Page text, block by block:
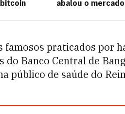
abalou o
famosos praticados por
do Banco Central de
público de saúde do